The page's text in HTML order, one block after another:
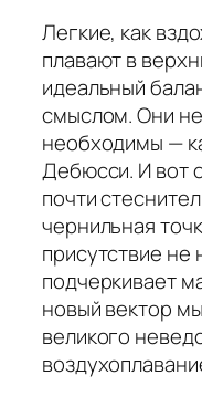
Легкие, как
плавают в
идеальный
смыслом. Они
необходимы —
Дебюсси. И вот
почти
чернильная
присутствие не
подчеркивает
новый вектор
великого